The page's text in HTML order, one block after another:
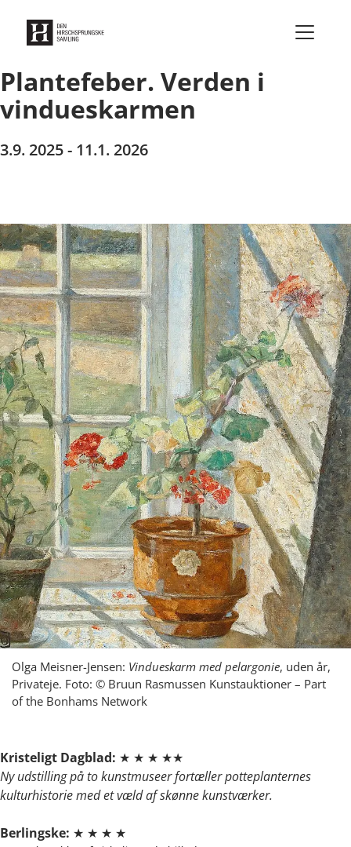
Plantefeber. Verden i
vindueskarmen
3.9. 2025 - 11.1. 2026
Olga Meisner-Jensen: Vindueskarm med pelargonie, uden år,
Privateje. Foto: © Bruun Rasmussen Kunstauktioner – Part
of the Bonhams Network
Kristeligt Dagblad: ★ ★ ★ ★★
Ny udstilling på to kunstmuseer fortæller potteplanternes
kulturhistorie med et væld af skønne kunstværker.
Berlingske: ★ ★ ★ ★